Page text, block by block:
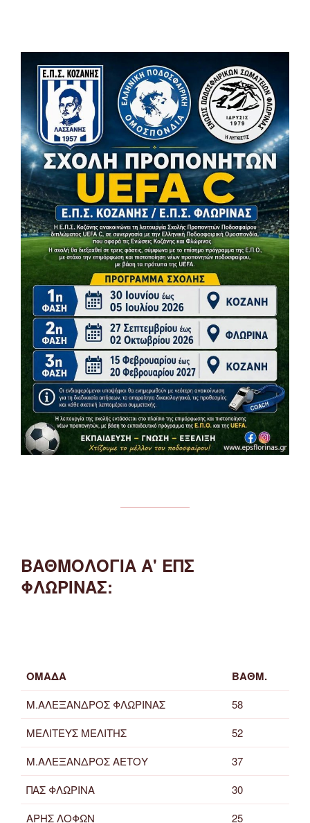
ΒΑΘΜΟΛΟΓΙΑ Α' ΕΠΣ
ΦΛΩΡΙΝΑΣ:
ΟΜΑΔΑ ΒΑΘΜ.
Μ.ΑΛΕΞΑΝΔΡΟΣ ΦΛΩΡΙΝΑΣ
58
ΜΕΛΙΤΕΥΣ ΜΕΛΙΤΗΣ
52
Μ.ΑΛΕΞΑΝΔΡΟΣ ΑΕΤΟΥ
37
ΠΑΣ ΦΛΩΡΙΝΑ
30
ΑΡΗΣ ΛΟΦΩΝ
25